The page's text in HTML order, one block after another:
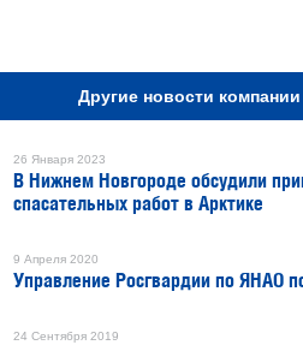
Другие новости
26 Января 2023
В Нижнем Новгороде обсудили
спасательных работ в Арктике
9 Апреля 2020
Управление Росгвардии по ЯНАО
24 Сентября 2019